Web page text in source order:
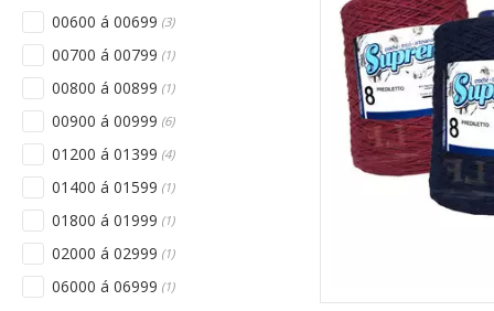
00600 á 00699 (3)
00700 á 00799 (1)
00800 á 00899 (1)
00900 á 00999 (6)
01200 á 01399 (4)
01400 á 01599 (1)
01800 á 01999 (1)
02000 á 02999 (1)
06000 á 06999 (1)